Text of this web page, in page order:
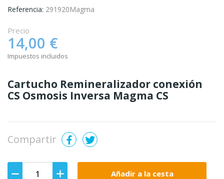
Referencia: 291920Magma
Precio
14,00 €
Impuestos incluidos
Cartucho Remineralizador conexión
CS Osmosis Inversa Magma CS
Compartir
Añadir a la cesta